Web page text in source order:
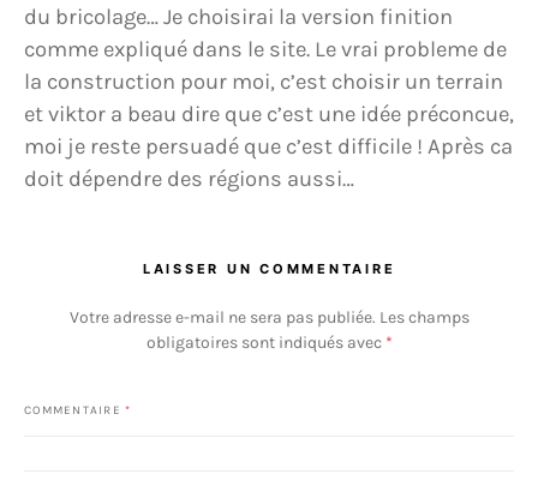
du bricolage… Je choisirai la version finition
comme expliqué dans le site. Le vrai probleme de
la construction pour moi, c’est choisir un terrain
et viktor a beau dire que c’est une idée préconcue,
moi je reste persuadé que c’est difficile ! Après ca
doit dépendre des régions aussi…
LAISSER UN COMMENTAIRE
Votre adresse e-mail ne sera pas publiée. Les champs
obligatoires sont indiqués avec *
COMMENTAIRE *